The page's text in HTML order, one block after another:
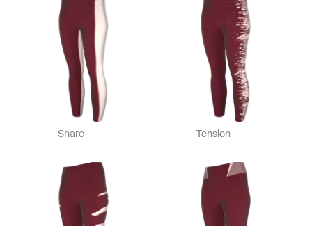
Share Tension